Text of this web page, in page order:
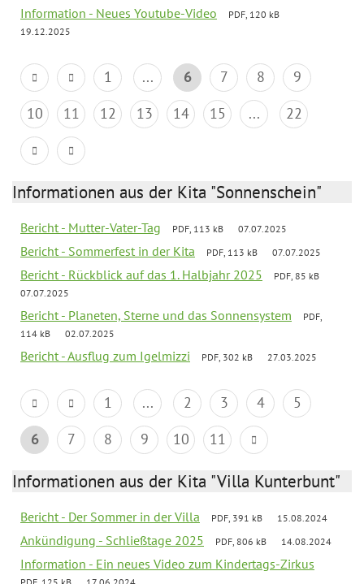
Information - Neues Youtube-Video
PDF, 120 kB
19.12.2025
1 ... 6 7 8
9
10
11 12 13 14 15 ... 22
Informationen aus der Kita "Sonnenschein"
Bericht - Mutter-Vater-Tag PDF, 113 kB 07.07.2025
Bericht - Sommerfest in der Kita PDF, 113 kB 07.07.2025
Bericht - Rückblick auf das 1. Halbjahr 2025
PDF, 85 kB
07.07.2025
Bericht - Planeten, Sterne und das Sonnensystem
PDF,
114 kB
02.07.2025
Bericht - Ausflug zum Igelmizzi PDF, 302 kB 27.03.2025
1 ... 2 3 4
5
6
7 8 9 10 11
Informationen aus der Kita "Villa Kunterbunt"
Bericht - Der Sommer in der Villa PDF, 391 kB 15.08.2024
Ankündigung - Schließtage 2025 PDF, 806 kB 14.08.2024
Information - Ein neues Video zum Kindertags-Zirkus